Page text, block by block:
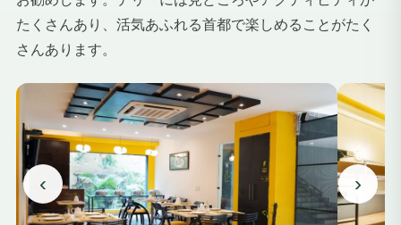
たくさんあり、活気あふれる首都で楽しめることがたく
さんあります。
‹ ›